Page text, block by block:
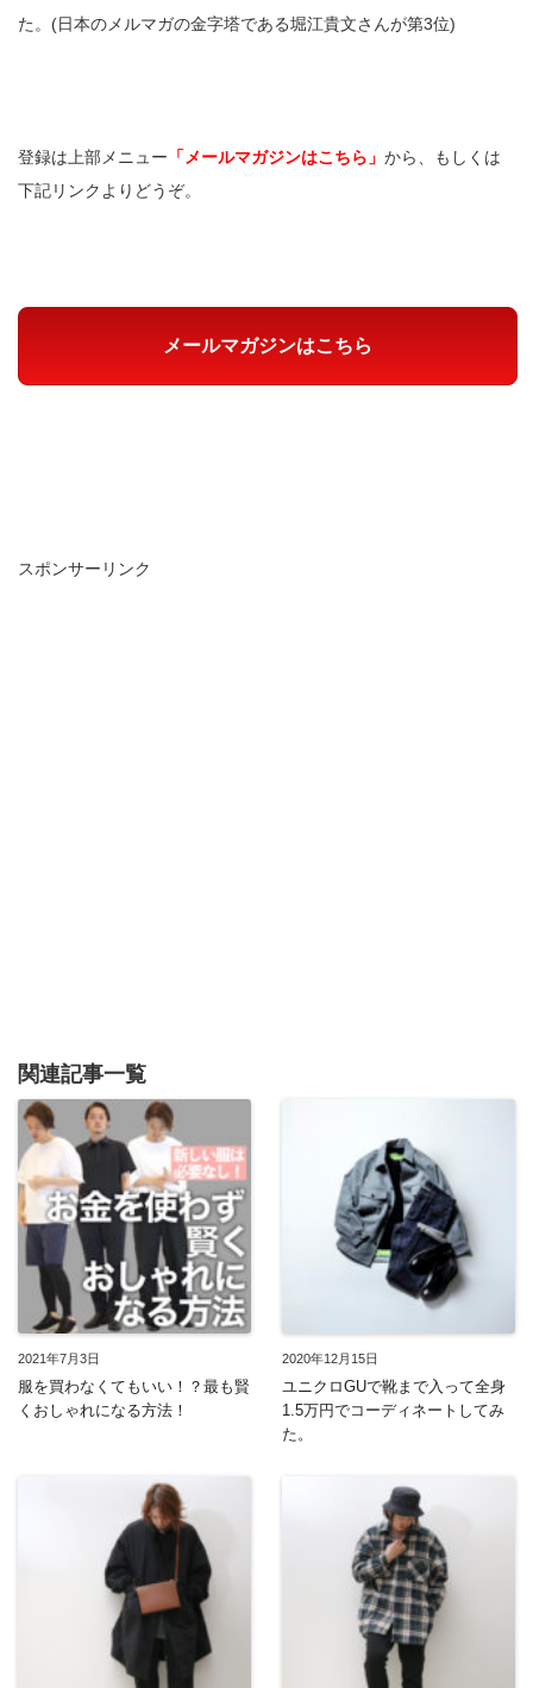
た。(日本のメルマガの金字塔である堀江貴文さんが第3位)
登録は上部メニュー 「メールマガジンはこちら」 から、もしくは
下記リンクよりどうぞ。
メールマガジンはこちら
スポンサーリンク
関連記事一覧
2021年7月3日
服を買わなくてもいい！？最も賢
くおしゃれになる方法！
2020年12月15日
ユニクロGUで靴まで入って全身
1.5万円でコーディネートしてみ
た。